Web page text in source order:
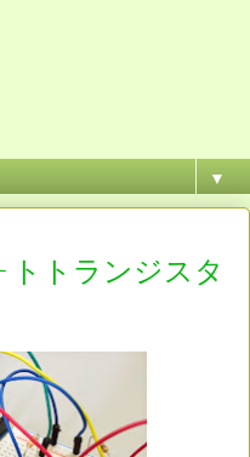
▼
トトランジスタ